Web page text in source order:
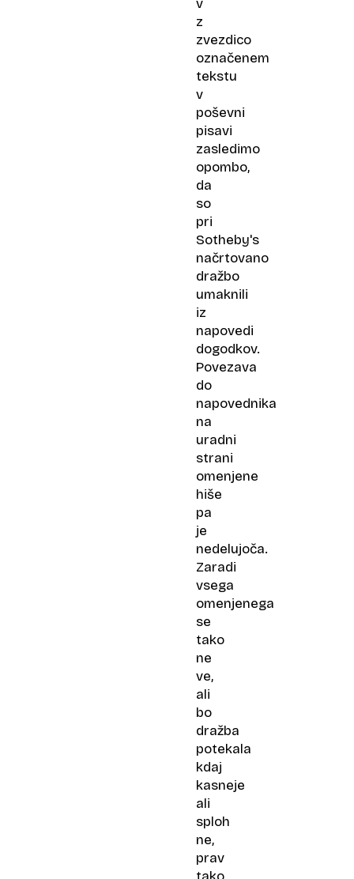
v
z
zvezdico
označenem
tekstu
v
poševni
pisavi
zasledimo
opombo,
da
so
pri
Sotheby's
načrtovano
dražbo
umaknili
iz
napovedi
dogodkov.
Povezava
do
napovednika
na
uradni
strani
omenjene
hiše
pa
je
nedelujoča.
Zaradi
vsega
omenjenega
se
tako
ne
ve,
ali
bo
dražba
potekala
kdaj
kasneje
ali
sploh
ne,
prav